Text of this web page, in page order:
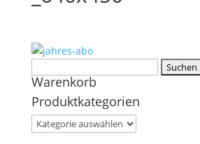
nach:
Warenkorb
Produktkategorien